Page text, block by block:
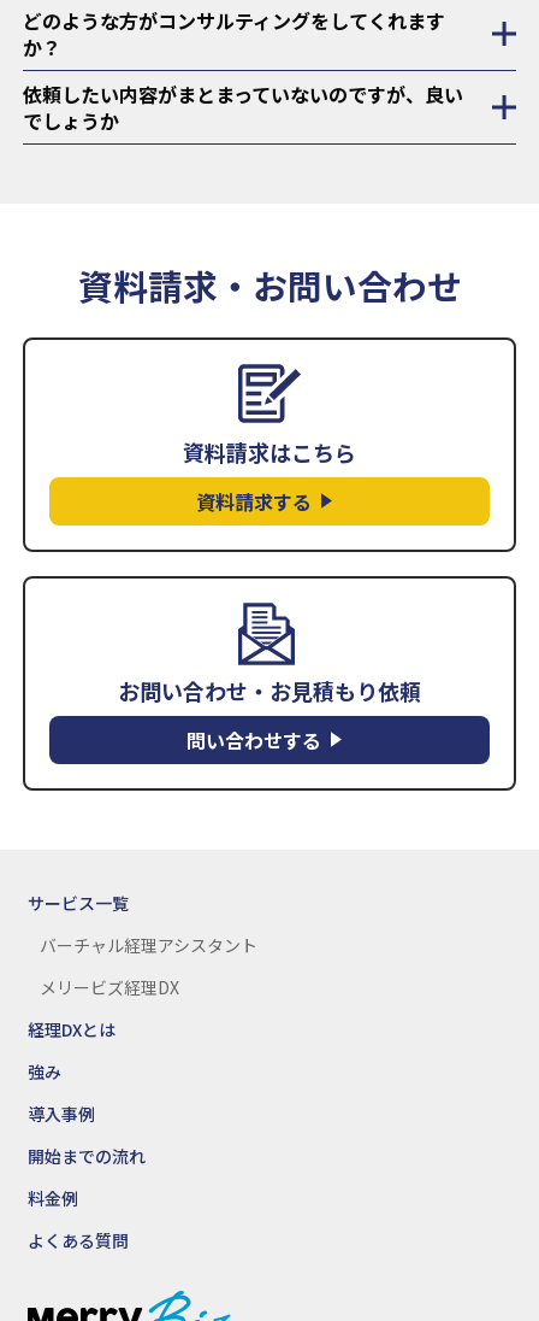
どのような方がコンサルティングをしてくれます
か？
依頼したい内容がまとまっていないのですが、良い
でしょうか
資料請求・お問い合わせ
資料請求はこちら
資料請求する
お問い合わせ・お見積もり依頼
問い合わせする
サービス一覧
バーチャル経理アシスタント
メリービズ経理DX
経理DXとは
強み
導入事例
開始までの流れ
料金例
よくある質問